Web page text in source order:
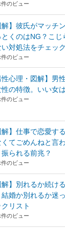
のビュー
解】彼氏がマッチ
とくのはNG？こ
い対処法をチェック
のビュー
性心理・図解】男
性の特徴。いい女
のビュー
解】仕事で恋愛す
くてごめんねと言
振られる前兆？
のビュー
解】別れるか続け
結婚か別れるか迷
クリスト
のビュー